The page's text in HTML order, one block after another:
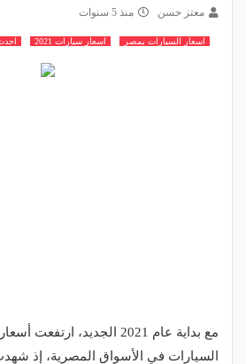
معتز حسن منذ 5 سنوات
اسعار السيارات بمصر اسعار سيارات 2021 احدث
مع بداية عام 2021 الجديد،
السيارات في الأسواق المصرية، إذ